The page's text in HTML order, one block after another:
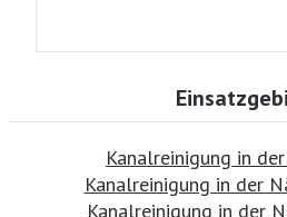
Kanalreinigung in
Kanalreinigung in der
Kanalreinigung in der